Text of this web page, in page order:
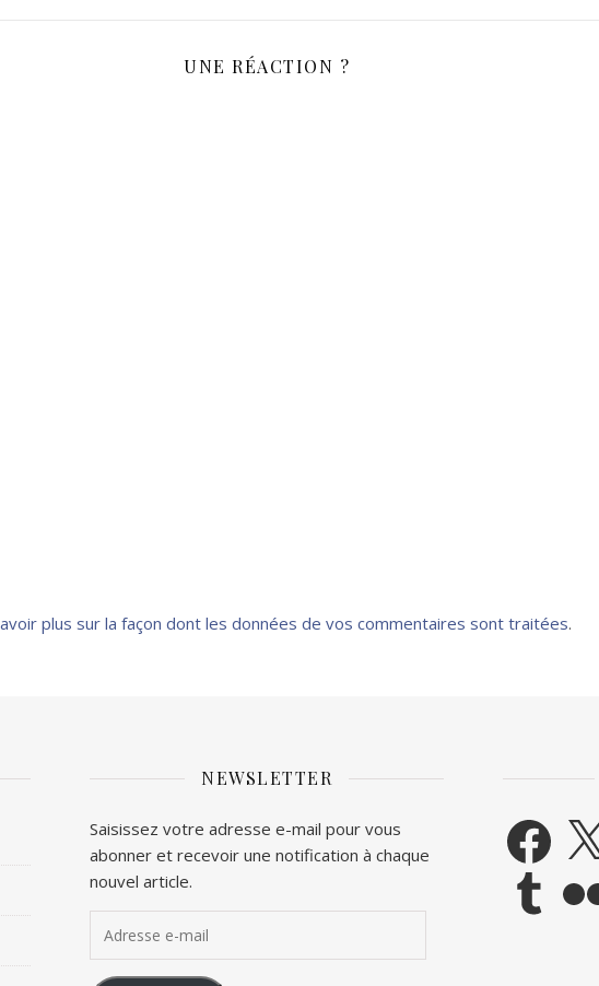
UNE RÉACTION ?
plus sur la façon dont les données de vos commentaires sont traitées.
NEWSLETTER
Saisissez votre adresse e-mail pour vous
abonner et recevoir une notification à chaque
nouvel article.
Facebook
X
Tumblr